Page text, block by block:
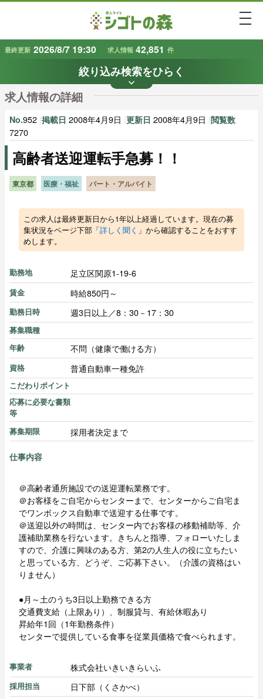
最終更新 2026/8/7 19:30 求人情報 42,851 件
絞り込み検索をひらく
keyboard_arrow_down
条件から探す
地域で探す 業種で探す
雇用形態で探す 賃金 で探す
求人情報の詳細
No.952 掲載日 2008年4月9日 更新日 2008年4月9日 閲覧数
7270
高齢者送迎運転手急募！！
東京都 医療・福祉 パート・アルバイト
この求人は最終更新日から1年以上経過しています。現在の募
集状況をページ下部「詳しく聞く 」から確認することをおすす
めします。
勤務地 足立区関原1-19-6
賃金 時給850円～
勤務日時 週3日以上／8：30－17：30
募集職種
年齢
不問（健康で働ける方）
資格 普通自動車一種免許
こだわりポイント
応募に必要な書類
等
募集期限
採用者決定まで
仕事内容
＠高齢者通所施設での送迎運転業務です。
＠お客様をご自宅からセンターまで、センターからご自宅ま
でワンボックス自動車で送迎する仕事です。
＠送迎以外の時間は、センター内でお客様の移動補助等、介
護補助業務を行ないます。きちんと指導、フォローいたしま
すので、介護に興味のある方、第2の人生人の役に立ちたい
と思っている方、どうぞ、ご応募下さい。（介護の資格はい
りません）
●月～土のうち3日以上勤務できる方
交通費支給（上限あり）、制服貸与、有給休暇あり
昇給年1回（1年勤務条件）
センターで提供している食事を従業員価格で食べられます。
事業者 株式会社いきいきらいふ
採用担当 日下部（くさかべ）